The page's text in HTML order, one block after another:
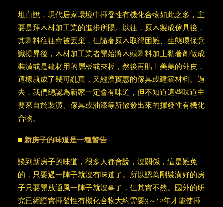
坦白說，現代居家環境中揮發性有機化合物如此之多，主
要是拜木材加工業的進步所賜。以往，原木製成傢具後，
其剩料往往會被丟棄，但隨著原木取得困難、生態環保意
識提昇後，木材加工業者開始將木頭剩料加上黏著劑做成
裝潢或是建材用的層板或夾板，然後再貼上美美的外皮，
這樣就成了幾可亂真，又經濟實惠的傢具或建築材料。過
去，我們總認為新家一定會有味道，但不知道這些味道主
要來自於裝潢、傢具或油漆等所散發出來的揮發性有機化
合物。
■ 新房子的味道是一種警告
談到新房子的味道，很多人都會說，沒關係，這是難免
的，只要過一陣子就沒有味道了。所以認為剛裝潢好的房
子只要開放通風一陣子就沒事了，但其實不然。國外的研
究已經證實揮發性有機化合物大約需要3～12年才能使揮